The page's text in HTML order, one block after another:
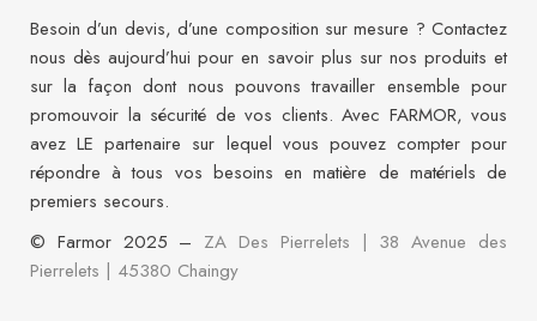
Besoin d’un devis, d’une composition sur mesure ? Contactez
nous dès aujourd’hui pour en savoir plus sur nos produits et
sur la façon dont nous pouvons travailler ensemble pour
promouvoir la sécurité de vos clients. Avec FARMOR, vous
avez LE partenaire sur lequel vous pouvez compter pour
répondre à tous vos besoins en matière de matériels de
premiers secours.
© Farmor 2025 – ZA Des Pierrelets | 38 Avenue des
Pierrelets | 45380 Chaingy